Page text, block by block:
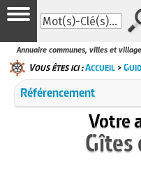
Annuaire communes, villes et
Vous êtes ici :Accueil >
Référencement
Votre
Gîtes